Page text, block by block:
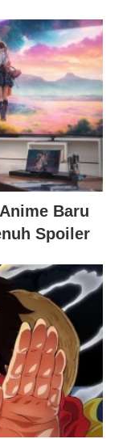
Baru
Spoiler